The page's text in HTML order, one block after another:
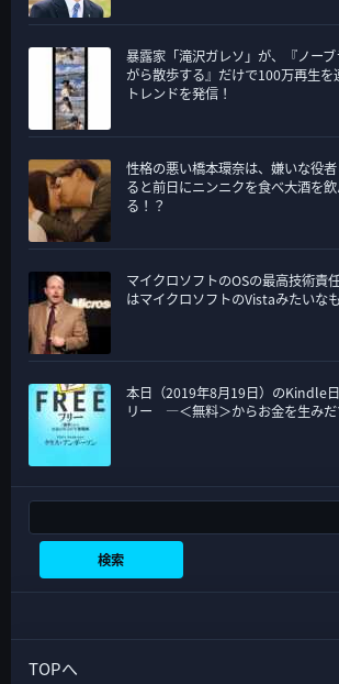
暴露家「滝沢ガレソ」が、『ノー
がら散歩する』だけで100万再生を
トレンドを発信！
性格の悪い橋本環奈は、嫌いな役
ると前日にニンニクを食べ大酒を
る！？
マイクロソフトのOSの最高技術責
はマイクロソフトのVistaみたいなも
本日（2019年8月19日）のKindle
リー ―＜無料＞からお金を生みだ
検索
TOPへ